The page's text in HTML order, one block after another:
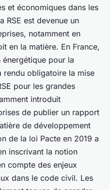
et économiques dans les
RSE est devenue un
notamment en
en la matière. En France,
pour la
rendu obligatoire la mise
pour les grandes
introduit
de publier un rapport
de développement
de la loi Pacte en 2019 a
inscrivant la notion
compte des enjeux
dans le code civil. Les